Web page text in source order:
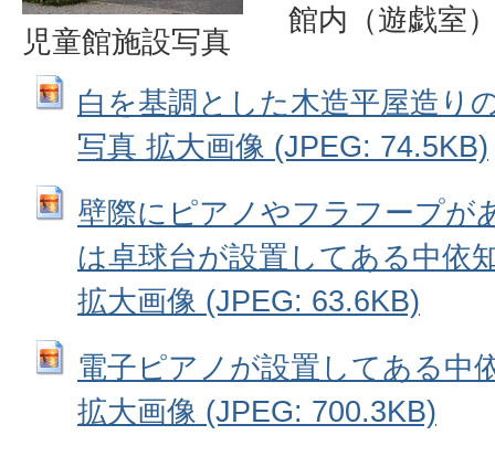
児童館施設写真
館内（遊戯室
白を基調とした木造平屋造り
写真 拡大画像 (JPEG: 74.5KB)
壁際にピアノやフラフープが
は卓球台が設置してある中依
拡大画像 (JPEG: 63.6KB)
電子ピアノが設置してある中
拡大画像 (JPEG: 700.3KB)